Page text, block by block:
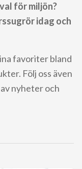
för miljön?
idag och
favoriter bland
Följ oss även
nyheter och